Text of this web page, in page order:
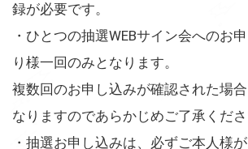
録が必要です。
・ひとつの抽選WEBサイン会へのお
り様一回のみとなります。
複数回のお申し込みが確認された場
なりますのであらかじめご了承くださ
・抽選お申し込みは、必ずご本人様